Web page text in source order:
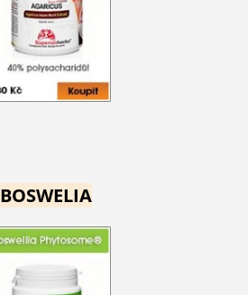
BOSWELIA